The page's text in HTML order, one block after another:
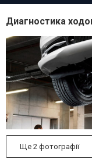
Диагностика
Ще 2 фотографії